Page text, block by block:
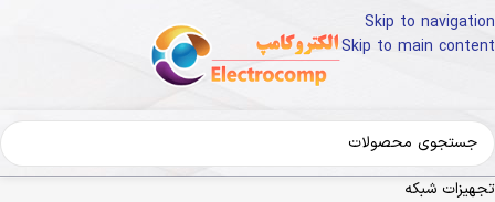
Skip to navigation
Skip to main content
تجهیزات شبکه